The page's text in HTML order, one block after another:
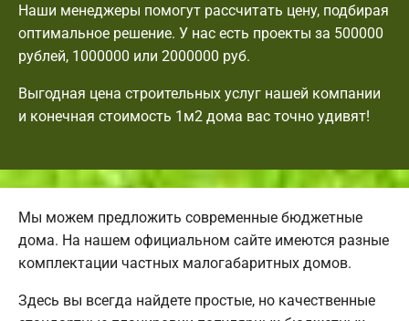
Наши менеджеры помогут рассчитать цену, подбирая
оптимальное решение. У нас есть проекты за 500000
рублей, 1000000 или 2000000 руб.
Выгодная цена строительных услуг нашей компании
и конечная стоимость 1м2 дома вас точно удивят!
Мы можем предложить современные бюджетные
дома. На нашем официальном сайте имеются разные
комплектации частных малогабаритных домов.
Здесь вы всегда найдете простые, но качественные